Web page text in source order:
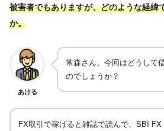
被害者でもありますが、どのような経緯
か。
あける
常森さん、今回はどうして
のでしょうか？
FX取引で稼げると雑誌で読んで、SBI FX